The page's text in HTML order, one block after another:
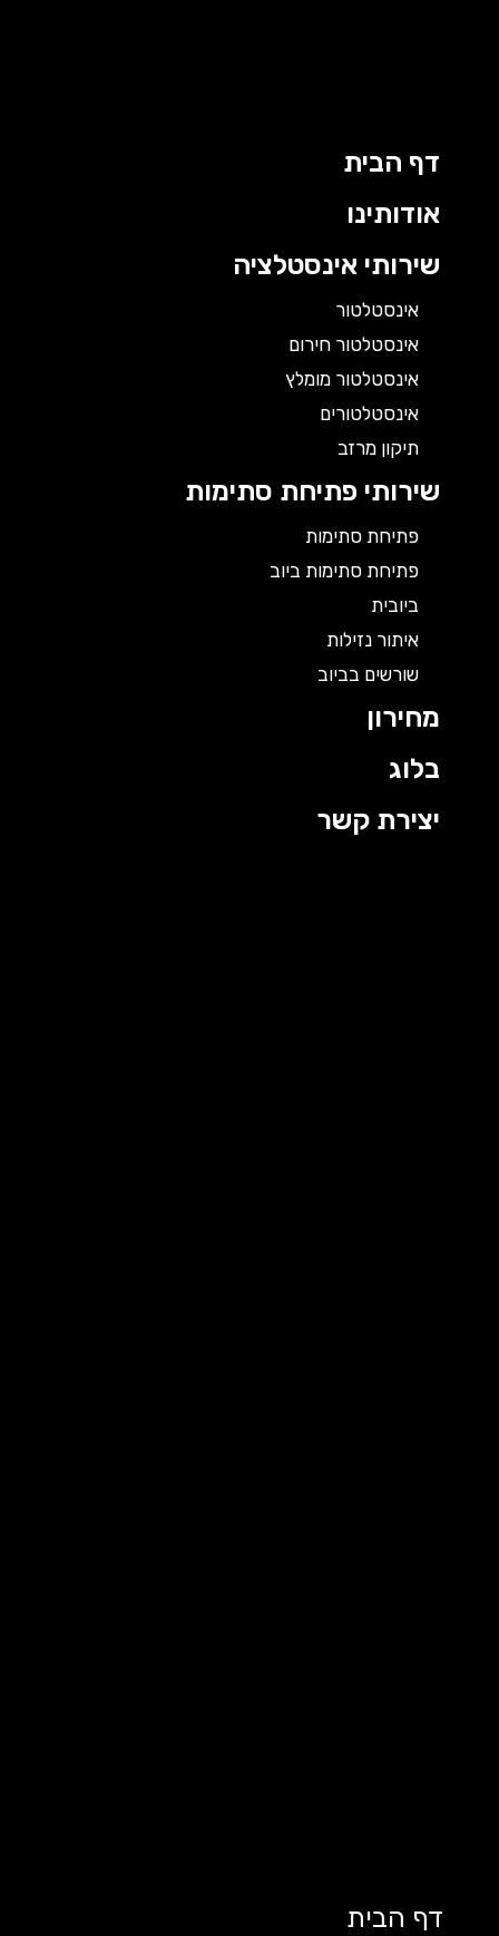
דף הבית
אודותינו
שירותי אינסטלציה
אינסטלטור
אינסטלטור חירום
אינסטלטור מומלץ
אינסטלטורים
תיקון מרזב
שירותי פתיחת סתימות
פתיחת סתימות
פתיחת סתימות ביוב
ביובית
איתור נזילות
שורשים בביוב
מחירון
בלוג
יצירת קשר
דף הבית